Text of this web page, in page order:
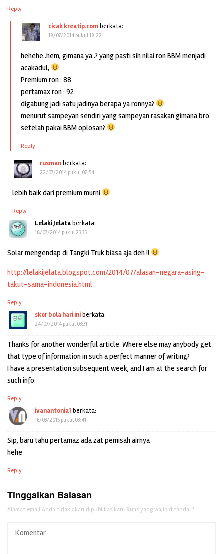
Reply
cicak kreatip.comberkata:
18/07/2014 pukul 18:22
hehehe..hem, gimana ya..? yang pasti sih nilai ron BBM menjadi
acakadul,
Premium ron : 88
pertamax ron : 92
digabung jadi satu jadinya berapa ya ronnya?
menurut sampeyan sendiri yang sampeyan rasakan gimana bro
setelah pakai BBM oplosan?
Reply
rusmanberkata:
22/07/2014 pukul 07:54
lebih baik dari premium murni
Reply
Lelaki Jelataberkata:
18/07/2014 pukul 23:35
Solar mengendap di Tangki Truk biasa aja deh !!
http://lelakijelata.blogspot.com/2014/07/alasan-negara-asing-
takut-sama-indonesia.html
Reply
skor bola hari iniberkata:
24/07/2014 pukul 03:31
Thanks for another wonderful article. Where else may anybody get
that type of information in such a perfect manner of writing?
I have a presentation subsequent week, and I am at the search for
such info.
Reply
ivanantonia1 berkata:
16/03/2015 pukul 03:41
Sip, baru tahu pertamaz ada zat pemisah airnya
hehe
Reply
Tinggalkan Balasan
Alamat email Anda tidak akan dipublikasikan. Ruas yang wajib ditandai *